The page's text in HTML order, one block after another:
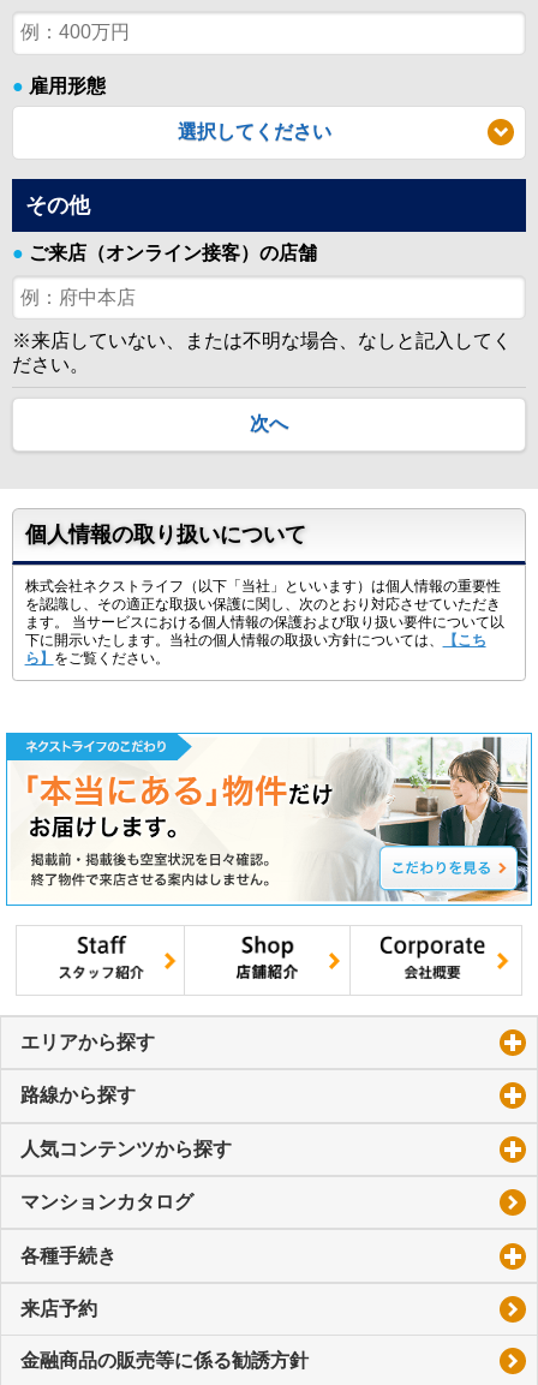
● 雇用形態
選択してください
その他
● ご来店（オンライン接客）の店舗
※来店していない、または不明な場合、なしと記入してく
ださい。
次へ
個人情報の取り扱いについて
株式会社ネクストライフ（以下「当社」といいます）は個人情報の重要性
を認識し、その適正な取扱い保護に関し、次のとおり対応させていただき
ます。 当サービスにおける個人情報の保護および取り扱い要件について以
下に開示いたします。当社の個人情報の取扱い方針については、
【こち
ら】
をご覧ください。
エリアから探す
路線から探す
人気コンテンツから探す
マンションカタログ
各種手続き
来店予約
金融商品の販売等に係る勧誘方針